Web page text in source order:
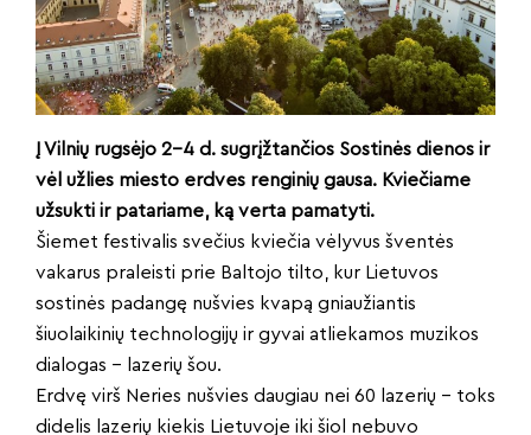
Į Vilnių rugsėjo 2-4 d. sugrįžtančios Sostinės dienos ir
vėl užlies miesto erdves renginių gausa. Kviečiame
užsukti ir patariame, ką verta pamatyti.
Šiemet festivalis svečius kviečia vėlyvus šventės
vakarus praleisti prie Baltojo tilto, kur Lietuvos
sostinės padangę nušvies kvapą gniaužiantis
šiuolaikinių technologijų ir gyvai atliekamos muzikos
dialogas – lazerių šou.
Erdvę virš Neries nušvies daugiau nei 60 lazerių – toks
didelis lazerių kiekis Lietuvoje iki šiol nebuvo